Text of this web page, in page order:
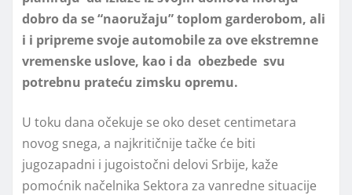
dobro da se “naoružaju” toplom garderobom, ali
i i pripreme svoje automobile za ove ekstremne
vremenske uslove, kao i da obezbede svu
potrebnu prateću zimsku opremu.
U toku dana očekuje se oko deset centimetara
novog snega, a najkritičnije tačke će biti
jugozapadni i jugoistočni delovi Srbije, kaže
pomoćnik načelnika Sektora za vanredne situacije